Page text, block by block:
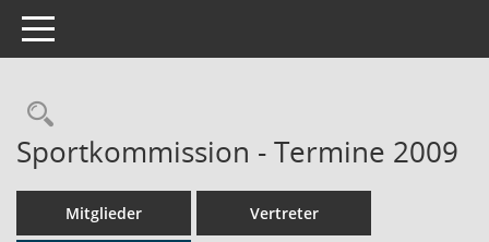
Toggle navigation
Rechercheauswahl
Sportkommission - Termine 2009
Mitglieder Vertreter